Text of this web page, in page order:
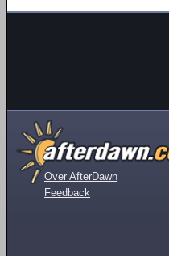
Over AfterDawn
Feedback